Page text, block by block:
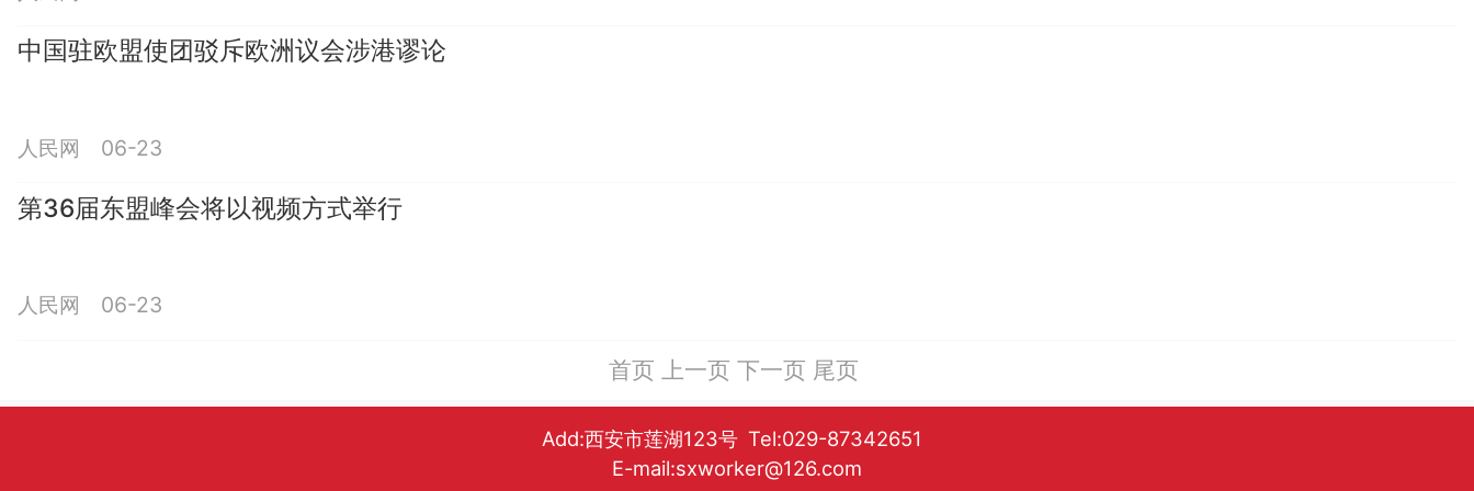
中国驻欧盟使团驳斥欧洲议会涉港谬论
人民网 06-23
第36届东盟峰会将以视频方式举行
人民网 06-23
首页 上一页 下一页 尾页
Add:西安市莲湖123号 Tel:029-87342651
E-mail:sxworker@126.com